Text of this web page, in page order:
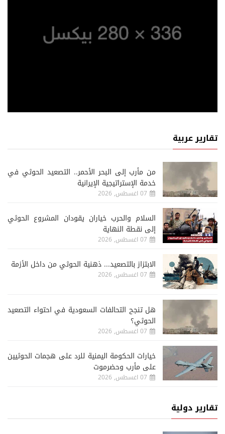
تقارير عربية
من مأرب إلى البحر الأحمر.. التصعيد الحوثي في
خدمة الإستراتيجية الإيرانية
07 اغسطس, 2026
السلام والحرب خياران يقودان المشروع الحوثي
إلى نقطة النهاية
07 اغسطس, 2026
الابتزاز بالتصعيد... ذهنية الحوثي من داخل الأزمة
07 اغسطس, 2026
هل تنجح التحالفات السعودية في احتواء التصعيد
الحوثي؟
07 اغسطس, 2026
خيارات الحكومة اليمنية للرد على هجمات الحوثيين
على مأرب وحضرموت
07 اغسطس, 2026
تقارير دولية